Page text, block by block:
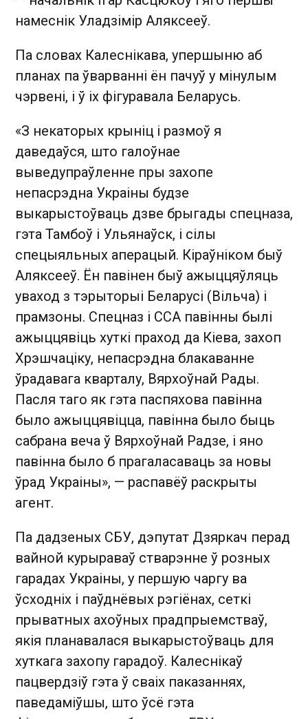
намеснік Уладзімір Аляксееў.
Па словах Калеснікава, упершыню аб
планах па ўварванні ён пачуў у мінулым
чэрвені, і ў іх фігуравала Беларусь.
«З некаторых крыніц і размоў я
даведаўся, што галоўнае
выведупраўленне пры захопе
непасрэдна Украіны будзе
выкарыстоўваць дзве брыгады спецназа,
гэта Тамбоў і Ульянаўск, і сілы
спецыяльных аперацый. Кіраўніком быў
Аляксееў. Ён павінен быў ажыццяўляць
уваход з тэрыторыі Беларусі (Вільча) і
прамзоны. Спецназ і ССА павінны былі
ажыццявіць хуткі праход да Кіева, захоп
Хрэшчаціку, непасрэдна блакаванне
ўрадавага кварталу, Вярхоўнай Рады.
Пасля таго як гэта паспяхова павінна
было ажыццявіцца, павінна было быць
сабрана веча ў Вярхоўнай Радзе, і яно
павінна было б прагаласаваць за новы
ўрад Украіны», — распавёў раскрыты
агент.
Па дадзеных СБУ, дэпутат Дзяркач перад
вайной курыраваў стварэнне ў розных
гарадах Украіны, у першую чаргу ва
ўсходніх і паўднёвых рэгіёнах, сеткі
прыватных ахоўных прадпрыемстваў,
якія планавалася выкарыстоўваць для
хуткага захопу гарадоў. Калеснікаў
пацвердзіў гэта ў сваіх паказаннях,
паведаміўшы, што ўсё гэта